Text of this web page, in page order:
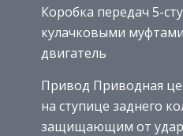
Коробка передач 5-
кулачковыми
двигатель
Привод Приводная
на ступице заднего
защищающим от